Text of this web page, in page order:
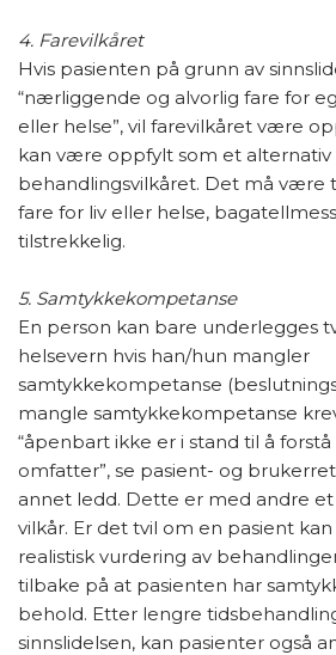
4. Farevilkåret
Hvis pasienten på grunn av
“nærliggende og alvorlig fare for
eller helse”, vil farevilkåret være
kan være oppfylt som et alternativ
behandlingsvilkåret. Det må være
fare for liv eller helse,
tilstrekkelig.
5. Samtykkekompetanse
En person kan bare underlegges
helsevern hvis han/hun mangler
samtykkekompetanse
mangle samtykkekompetanse
“åpenbart ikke er i stand til å
omfatter”, se pasient- og
annet ledd. Dette er med andre
vilkår. Er det tvil om en pasient
realistisk vurdering av
tilbake på at pasienten har
behold. Etter lengre
sinnslidelsen, kan pasienter også